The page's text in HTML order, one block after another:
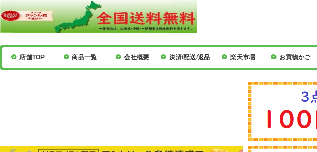
店舗TOP 商品一覧 会社概要 決済/配送/返品 楽天市場 お買物かご